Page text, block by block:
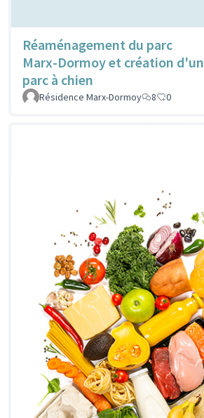
Réaménagement du parc
Marx-Dormoy et création d'un
parc à chien
Résidence Marx-Dormoy 8 0